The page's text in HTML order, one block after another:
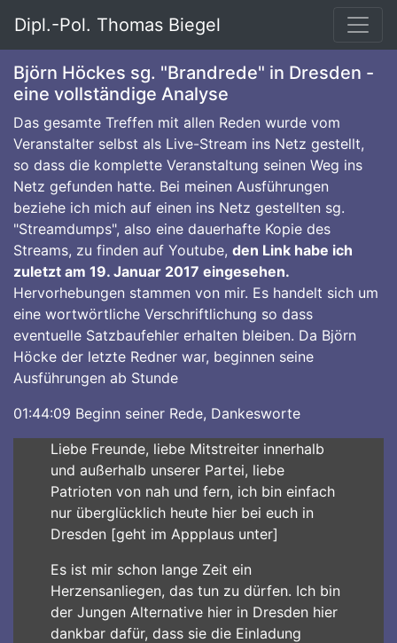
Dipl.-Pol. Thomas Biegel
Björn Höckes sg. "Brandrede" in Dresden -
eine vollständige Analyse
Das gesamte Treffen mit allen Reden wurde vom
Veranstalter selbst als Live-Stream ins Netz gestellt,
so dass die komplette Veranstaltung seinen Weg ins
Netz gefunden hatte. Bei meinen Ausführungen
beziehe ich mich auf einen ins Netz gestellten sg.
"Streamdumps", also eine dauerhafte Kopie des
Streams, zu finden auf Youtube, den Link habe ich
zuletzt am 19. Januar 2017 eingesehen.
Hervorhebungen stammen von mir. Es handelt sich um
eine wortwörtliche Verschriftlichung so dass
eventuelle Satzbaufehler erhalten bleiben. Da Björn
Höcke der letzte Redner war, beginnen seine
Ausführungen ab Stunde
01:44:09 Beginn seiner Rede, Dankesworte
Liebe Freunde, liebe Mitstreiter innerhalb
und außerhalb unserer Partei, liebe
Patrioten von nah und fern, ich bin einfach
nur überglücklich heute hier bei euch in
Dresden [geht im Appplaus unter]
Es ist mir schon lange Zeit ein
Herzensanliegen, das tun zu dürfen. Ich bin
der Jungen Alternative hier in Dresden hier
dankbar dafür, dass sie die Einladung